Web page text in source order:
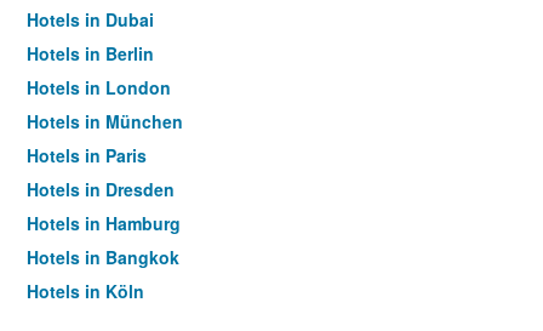
Hotels in Dubai
Hotels in Berlin
Hotels in London
Hotels in München
Hotels in Paris
Hotels in Dresden
Hotels in Hamburg
Hotels in Bangkok
Hotels in Köln